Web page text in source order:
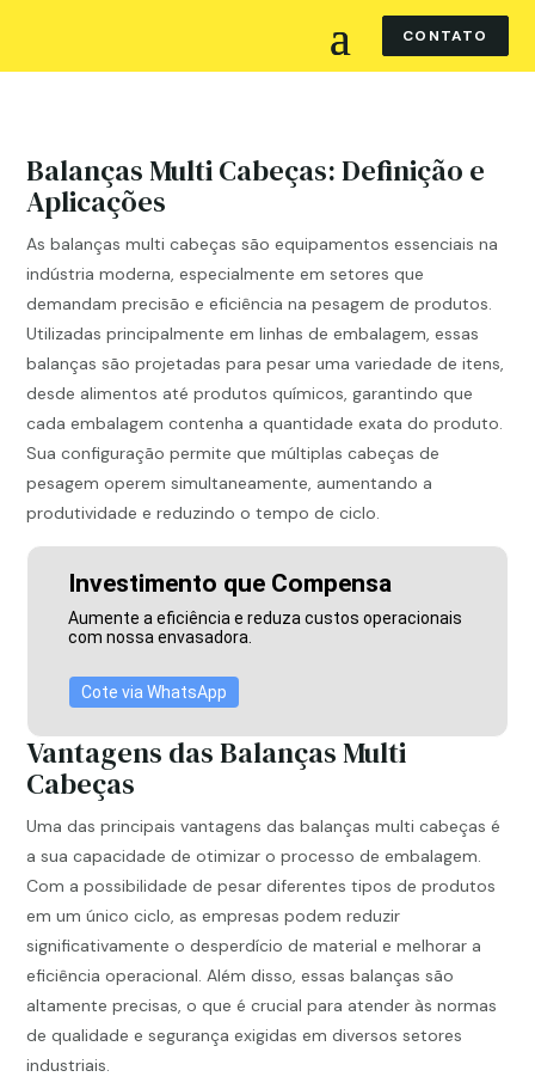
CONTATO
Balanças Multi Cabeças: Definição e
Aplicações
As balanças multi cabeças são equipamentos essenciais na
indústria moderna, especialmente em setores que
demandam precisão e eficiência na pesagem de produtos.
Utilizadas principalmente em linhas de embalagem, essas
balanças são projetadas para pesar uma variedade de itens,
desde alimentos até produtos químicos, garantindo que
cada embalagem contenha a quantidade exata do produto.
Sua configuração permite que múltiplas cabeças de
pesagem operem simultaneamente, aumentando a
produtividade e reduzindo o tempo de ciclo.
Investimento que Compensa
Aumente a eficiência e reduza custos operacionais
com nossa envasadora.
Cote via WhatsApp
Vantagens das Balanças Multi
Cabeças
Uma das principais vantagens das balanças multi cabeças é
a sua capacidade de otimizar o processo de embalagem.
Com a possibilidade de pesar diferentes tipos de produtos
em um único ciclo, as empresas podem reduzir
significativamente o desperdício de material e melhorar a
eficiência operacional. Além disso, essas balanças são
altamente precisas, o que é crucial para atender às normas
de qualidade e segurança exigidas em diversos setores
industriais.